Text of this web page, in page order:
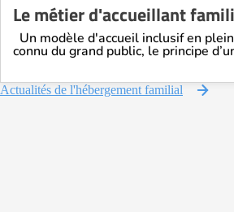
Le métier d'accueillant
Un modèle d'accueil inclusif en
connu du grand public, le principe
Actualités de l'hébergement familial